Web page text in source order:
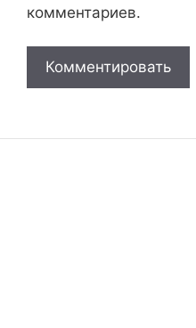
комментариев.